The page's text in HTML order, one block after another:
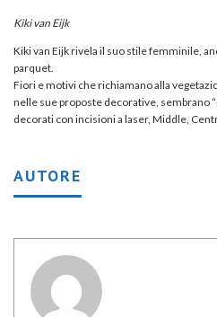
Kiki van Eijk
Kiki van Eijk rivela il suo stile femminile,
parquet.
Fiori e motivi che richiamano alla
nelle sue proposte decorative, sembrano
decorati con incisioni a laser, Middle,
AUTORE